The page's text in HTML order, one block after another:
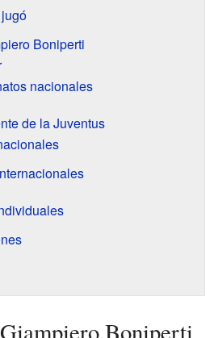
Boniperti
nacionales
de la Juventus
Boniperti